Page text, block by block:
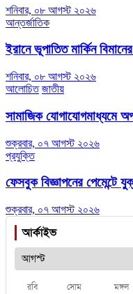
শনিবার, ০৮ আগস্ট ২০২৬
আন্তর্জাতিক
ইরানে ভূপাতিত মার্কিন
শনিবার, ০৮ আগস্ট ২০২৬
আলোচিত জাতীয়
সামাজিক যোগাযোগমাধ্যমে
শুক্রবার, ০৭ আগস্ট ২০২৬
প্রযুক্তি
ফেসবুক বিজ্ঞাপনের পেমেন্টে
শুক্রবার, ০৭ আগস্ট ২০২৬
আর্কাইভ
রবি সোম মঙ্গল